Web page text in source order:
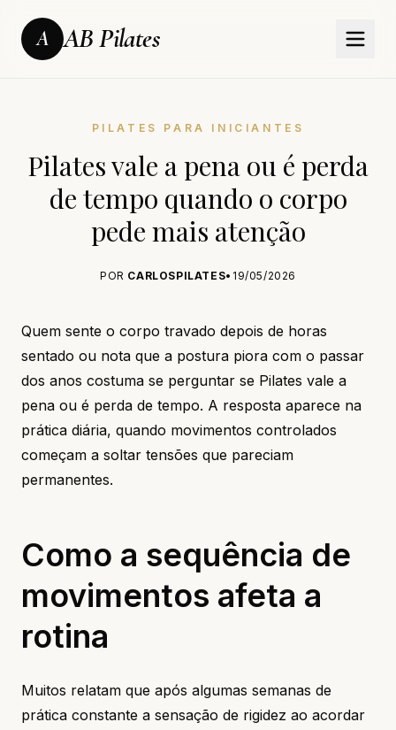
A AB Pilates
PILATES PARA INICIANTES
Pilates vale a pena ou é perda
de tempo quando o corpo
pede mais atenção
POR CARLOSPILATES• 19/05/2026
Quem sente o corpo travado depois de horas
sentado ou nota que a postura piora com o passar
dos anos costuma se perguntar se Pilates vale a
pena ou é perda de tempo. A resposta aparece na
prática diária, quando movimentos controlados
começam a soltar tensões que pareciam
permanentes.
Como a sequência de
movimentos afeta a
rotina
Muitos relatam que após algumas semanas de
prática constante a sensação de rigidez ao acordar